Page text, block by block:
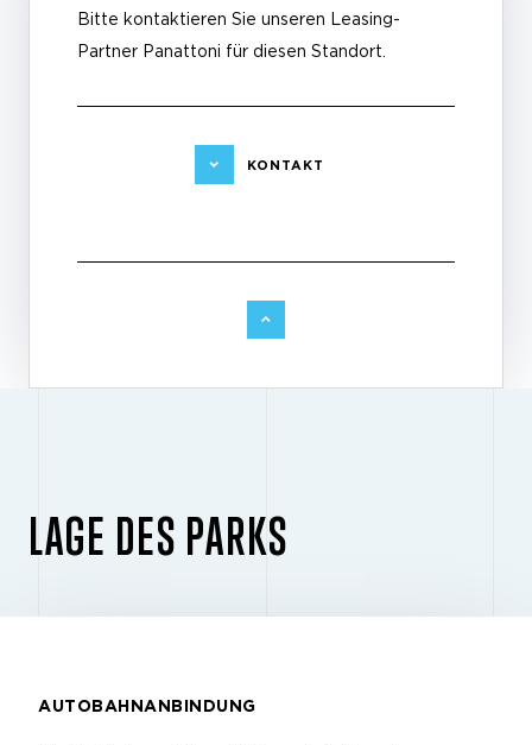
Bitte kontaktieren Sie unseren Leasing-
Partner Panattoni für diesen Standort.
KONTAKT
LAGE DES PARKS
AUTOBAHNANBINDUNG